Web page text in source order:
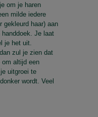
om je haren
milde iedere
gekleurd haar) aan
Je laat
je het uit.
zul je zien dat
om altijd een
uitgroei te
wordt. Veel